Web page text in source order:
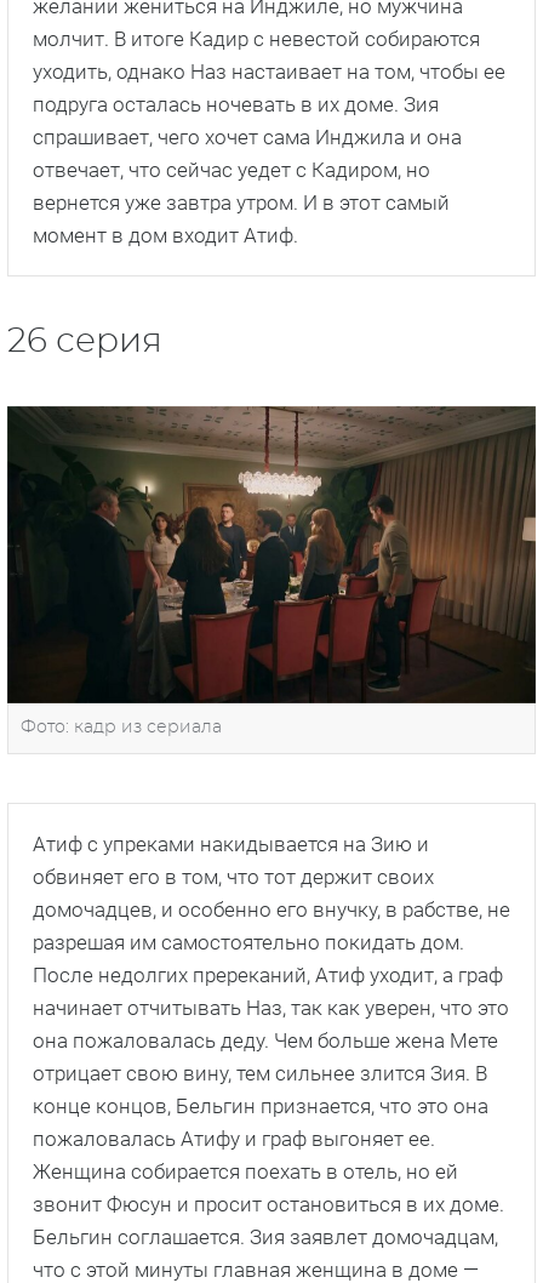
желании жениться на Инджиле, но мужчина
молчит. В итоге Кадир с невестой собираются
уходить, однако Наз настаивает на том, чтобы ее
подруга осталась ночевать в их доме. Зия
спрашивает, чего хочет сама Инджила и она
отвечает, что сейчас уедет с Кадиром, но
вернется уже завтра утром. И в этот самый
момент в дом входит Атиф.
26 серия
Фото: кадр из сериала
Атиф с упреками накидывается на Зию и
обвиняет его в том, что тот держит своих
домочадцев, и особенно его внучку, в рабстве, не
разрешая им самостоятельно покидать дом.
После недолгих пререканий, Атиф уходит, а граф
начинает отчитывать Наз, так как уверен, что это
она пожаловалась деду. Чем больше жена Мете
отрицает свою вину, тем сильнее злится Зия. В
конце концов, Бельгин признается, что это она
пожаловалась Атифу и граф выгоняет ее.
Женщина собирается поехать в отель, но ей
звонит Фюсун и просит остановиться в их доме.
Бельгин соглашается. Зия заявлет домочадцам,
что с этой минуты главная женщина в доме —